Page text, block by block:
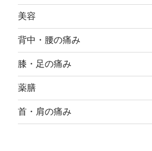
美容
背中・腰の痛み
膝・足の痛み
薬膳
首・肩の痛み